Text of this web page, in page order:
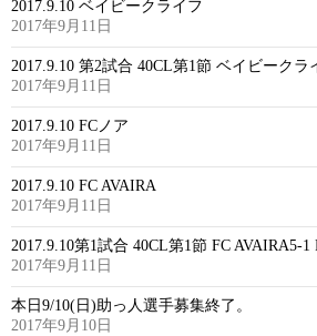
2017.9.10 ベイビークライフ
2017年9月11日
2017.9.10 第2試合 40CL第1節 ベイビークラ
2017年9月11日
2017.9.10 FCノア
2017年9月11日
2017.9.10 FC AVAIRA
2017年9月11日
2017.9.10第1試合 40CL第1節 FC AVAIRA5-1
2017年9月11日
本日9/10(日)助っ人選手募集終了。
2017年9月10日